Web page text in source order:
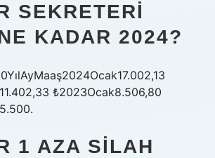
SEKRETERI
KADAR 2024?
₺2023Ocak8.506,80
1 AZA SILAH